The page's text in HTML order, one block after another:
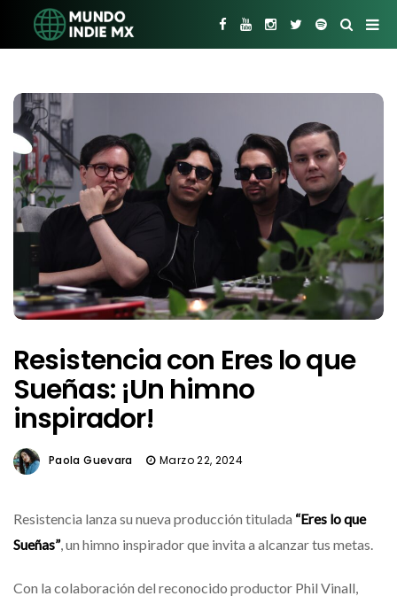
Resistencia con Eres lo que
Sueñas: ¡Un himno
inspirador!
Paola Guevara Marzo 22, 2024
Resistencia lanza su nueva producción titulada “Eres lo que
Sueñas”, un himno inspirador que invita a alcanzar tus metas.
Con la colaboración del reconocido productor Phil Vinall,